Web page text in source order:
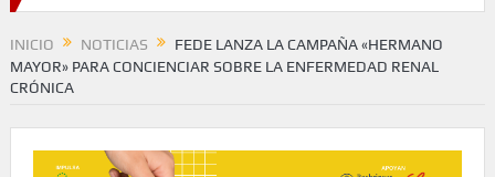
INICIO NOTICIAS
FEDE LANZA LA CAMPAÑA «HERMANO
MAYOR» PARA CONCIENCIAR SOBRE LA ENFERMEDAD RENAL
CRÓNICA